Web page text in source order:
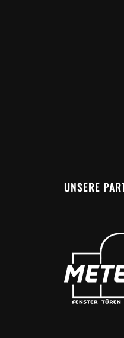
UNSERE